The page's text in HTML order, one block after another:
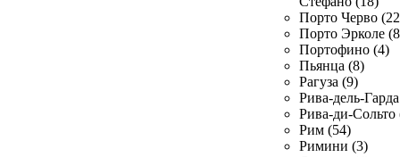
Порто Черво
Порто Эрколе
Портофино (4)
Пьянца (8)
Рагуза (9)
Рива-дель-
Рива-ди-Сольто
Рим (54)
Римини (3)